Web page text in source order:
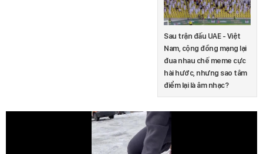
Sau trận đấu UAE - Việt
Nam, cộng đồng mạng lại
đua nhau chế meme cực
hài hước, nhưng sao tâm
điểm lại là âm nhạc?